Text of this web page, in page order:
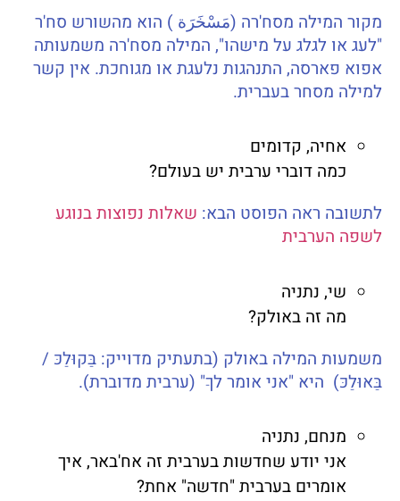
מקור המילה מסח'רה (مَسْخَرَة ) הוא מהשורש סח'ר
"לעג או לגלג על מישהו", המילה מסח'רה משמעותה
אפוא פארסה, התנהגות נלעגת או מגוחכת. אין קשר
למילה מסחר בעברית.
אחיה, קדומים
כמה דוברי ערבית יש בעולם?
לתשובה ראה הפוסט הבא: שאלות נפוצות בנוגע
לשפה הערבית
שי, נתניה
מה זה באולק?
משמעות המילה באולק (בתעתיק מדוייק: בַּקוּלַכּ /
בַּאוּלַכּ) היא "אני אומר לךַ" (ערבית מדוברת).
מנחם, נתניה
אני יודע שחדשות בערבית זה אח'באר, איך
אומרים בערבית "חדשה" אחת?